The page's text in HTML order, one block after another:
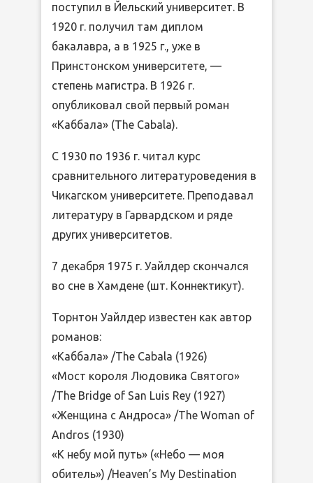
поступил в Йельский университет. В
1920 г. получил там диплом
бакалавра, а в 1925 г., уже в
Принстонском университете, —
степень магистра. В 1926 г.
опубликовал свой первый роман
«Каббала» (The Cabala).
С 1930 по 1936 г. читал курс
сравнительного литературоведения в
Чикагском университете. Преподавал
литературу в Гарвардском и ряде
других университетов.
7 декабря 1975 г. Уайлдер скончался
во сне в Хамдене (шт. Коннектикут).
Торнтон Уайлдер известен как автор
романов:
«Каббала» /The Cabala (1926)
«Мост короля Людовика Святого»
/The Bridge of San Luis Rey (1927)
«Женщина с Андроса» /The Woman of
Andros (1930)
«К небу мой путь» («Небо — моя
обитель») /Heaven’s My Destination